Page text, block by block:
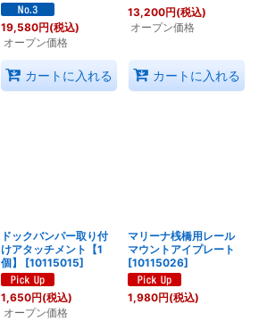
19,580円(税込)
オープン価格
カートに入れる
13,200円(税込)
オープン価格
カートに入れる
ドックバンパー取り付
けアタッチメント【1
個】
[10115015]
1,650円(税込)
オープン価格
マリーナ桟橋用レール
マウントアイプレート
[10115026]
1,980円(税込)